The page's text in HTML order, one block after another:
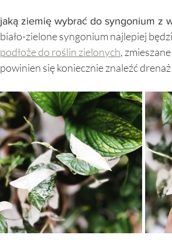
jaką ziemię wybrać do syngonium z
biało-zielone syngonium najlepiej
podłoże do roślin zielonych,
powinien się koniecznie znaleźć